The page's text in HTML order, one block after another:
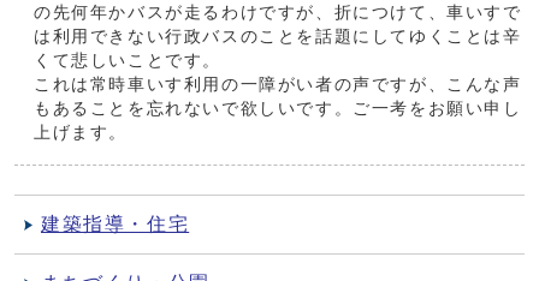
の先何年かバスが走るわけですが、折につけて、車いすで
は利用できない行政バスのことを話題にしてゆくことは辛
くて悲しいことです。
これは常時車いす利用の一障がい者の声ですが、こんな声
もあることを忘れないで欲しいです。ご一考をお願い申し
上げます。
建築指導・住宅